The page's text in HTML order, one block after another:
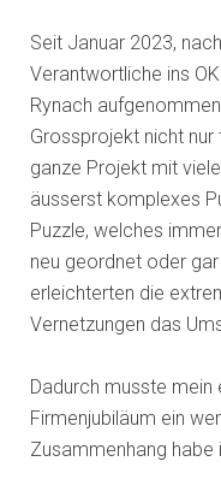
Seit Januar 2023,
Verantwortliche ins
Rynach
Grossprojekt nicht nur
ganze Projekt mit
äusserst komplexes
Puzzle, welches
neu geordnet oder
erleichterten die
Vernetzungen das
Dadurch musste mein
Firmenjubiläum ein
Zusammenhang